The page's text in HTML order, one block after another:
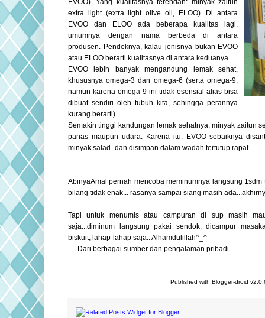
EVOO). Yang kualitasnya terendah: minyak zaitun
extra light (extra light olive oil, ELOO). Di antara
EVOO dan ELOO ada beberapa kualitas lagi,
umumnya dengan nama berbeda di antara
produsen. Pendeknya, kalau jenisnya bukan EVOO
atau ELOO berarti kualitasnya di antara keduanya.
EVOO lebih banyak mengandung lemak sehat,
khususnya omega-3 dan omega-6 (serta omega-9,
namun karena omega-9 ini tidak esensial alias bisa
dibuat sendiri oleh tubuh kita, sehingga perannya
kurang berarti).
Semakin tinggi kandungan lemak sehatnya, minyak zaitun
panas maupun udara. Karena itu, EVOO sebaiknya
minyak salad- dan disimpan dalam wadah tertutup rapat.
AbinyaAmal pernah mencoba meminumnya langsung
bilang tidak enak... rasanya sampai siang masih
Tapi untuk menumis atau campuran di sup masih
saja...diminum langsung pakai sendok, dicampur
biskuit, lahap-lahap saja.. Alhamdulillah^_^
----Dari berbagai sumber dan pengalaman pribadi----
Published with Blogger-droid